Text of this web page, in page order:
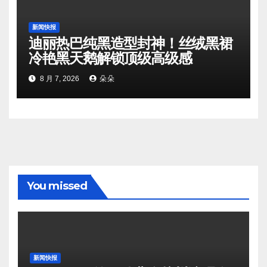
新闻快报
迪丽热巴纯黑造型封神！丝绒黑裙
冷艳黑天鹅解锁顶级高级感
8 月 7, 2026 朵朵
You missed
新闻快报